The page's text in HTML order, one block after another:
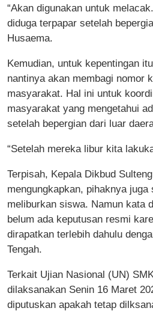
“Akan digunakan untuk
diduga terpapar setelah
Husaema.
Kemudian, untuk kepentingan
nantinya akan membagi nomor
masyarakat. Hal ini untuk
masyarakat yang mengetahui
setelah bepergian dari luar
“Setelah mereka libur kita
Terpisah, Kepala Dikbud
mengungkapkan, pihaknya juga
meliburkan siswa. Namun kata
belum ada keputusan resmi
dirapatkan terlebih dahulu
Tengah.
Terkait Ujian Nasional (UN)
dilaksanakan Senin 16 Maret
diputuskan apakah tetap